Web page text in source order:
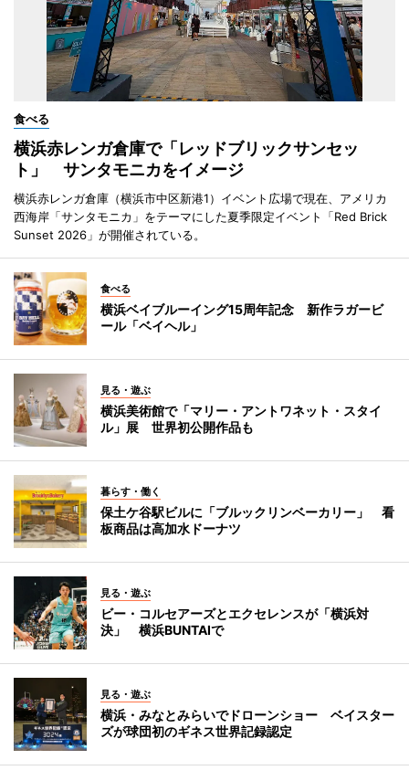
食べる
横浜赤レンガ倉庫で「レッドブリックサンセッ
ト」 サンタモニカをイメージ
横浜赤レンガ倉庫（横浜市中区新港1）イベント広場で現在、アメリカ
西海岸「サンタモニカ」をテーマにした夏季限定イベント「Red Brick
Sunset 2026」が開催されている。
食べる
横浜ベイブルーイング15周年記念 新作ラガービ
ール「ベイヘル」
見る・遊ぶ
横浜美術館で「マリー・アントワネット・スタイ
ル」展 世界初公開作品も
暮らす・働く
保土ケ谷駅ビルに「ブルックリンベーカリー」 看
板商品は高加水ドーナツ
見る・遊ぶ
ビー・コルセアーズとエクセレンスが「横浜対
決」 横浜BUNTAIで
見る・遊ぶ
横浜・みなとみらいでドローンショー ベイスター
ズが球団初のギネス世界記録認定